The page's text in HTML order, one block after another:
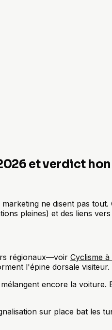
et verdict
ne disent pas
pleines) et des liens
régionaux—voir Cyclisme
l'épine dorsale visiteur.
encore la voiture.
sur place bat les